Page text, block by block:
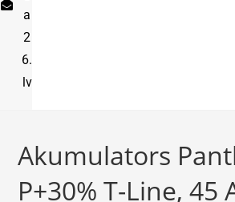
a
2
6.
lv
Akumulators
P+30% T-Line, 45